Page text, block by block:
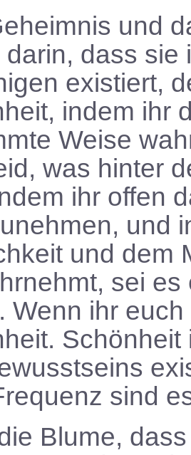
und
darin, dass sie
existiert,
indem ihr
Weise
was hinter
ihr offen
und
und dem
sei
Wenn ihr
sind
Blume,